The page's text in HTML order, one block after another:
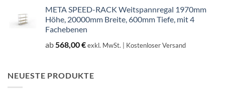
META SPEED-RACK Weitspannregal 1970mm
Höhe, 20000mm Breite, 600mm Tiefe, mit 4
Fachebenen
ab568,00€exkl. MwSt. | Kostenloser Versand
NEUESTE PRODUKTE